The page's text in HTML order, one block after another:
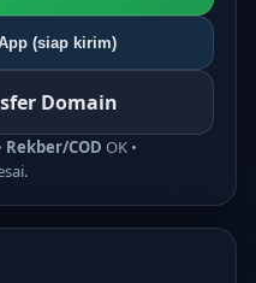
(siap kirim)
Domain
Rekber/COD OK •